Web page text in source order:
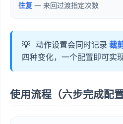
往复 — 来回过渡指定次数
💡 动作设置会同时记录 裁
四种变化，一个配置即可实
使用流程（六步完成配置